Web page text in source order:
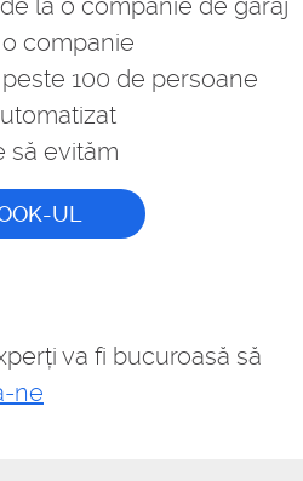
la o companie de garaj
companie
100 de persoane
să evităm
UL
va fi bucuroasă să
ne